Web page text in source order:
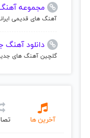
مجموعه
آهنگ های قدیمی
دانلود آهنگ
گلچین آهنگ های
آخرین ها